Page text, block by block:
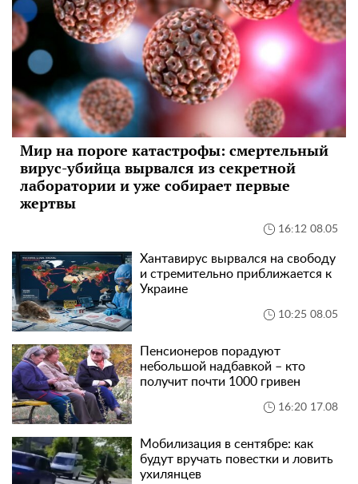
Мир на пороге катастрофы: смертельный
вирус-убийца вырвался из секретной
лаборатории и уже собирает первые
жертвы
16:12 08.05
Хантавирус вырвался на свободу
и стремительно приближается к
Украине
10:25 08.05
Пенсионеров порадуют
небольшой надбавкой – кто
получит почти 1000 гривен
16:20 17.08
Мобилизация в сентябре: как
будут вручать повестки и ловить
ухилянцев